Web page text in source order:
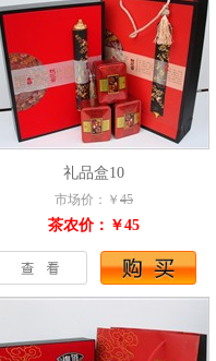
礼品盒10
市场价：￥ 45
茶农价：￥45